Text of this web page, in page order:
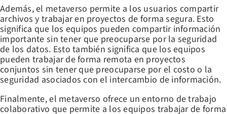
Además, el metaverso permite a los usuarios compartir
archivos y trabajar en proyectos de forma segura. Esto
significa que los equipos pueden compartir información
importante sin tener que preocuparse por la seguridad
de los datos. Esto también significa que los equipos
pueden trabajar de forma remota en proyectos
conjuntos sin tener que preocuparse por el costo o la
seguridad asociados con el intercambio de información.
Finalmente, el metaverso ofrece un entorno de trabajo
colaborativo que permite a los equipos trabajar de forma